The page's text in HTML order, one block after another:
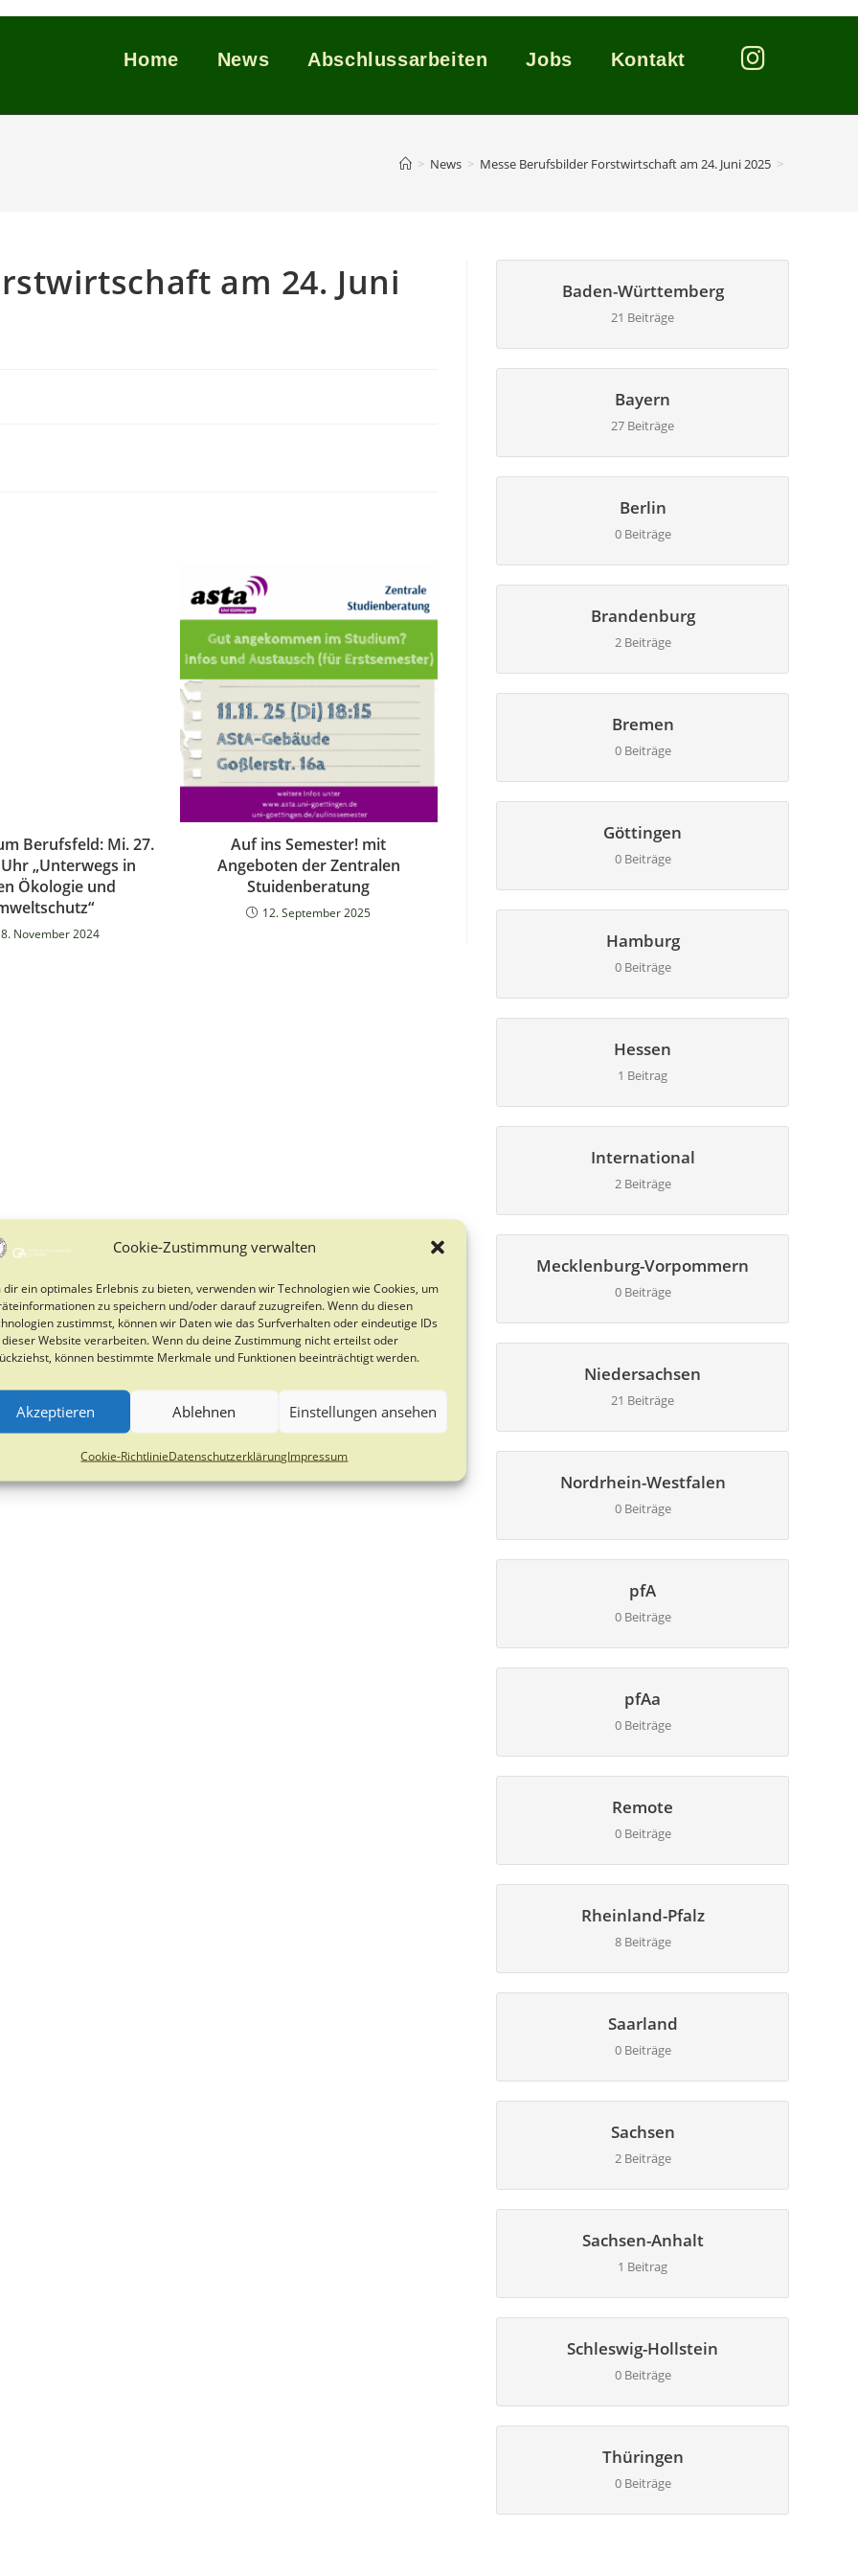
Cookie-Zustimmung verwalten
dir ein optimales Erlebnis zu bieten, verwenden wir Technologien wie Cookies, um
zu speichern und/oder darauf zuzugreifen. Wenn du diesen
zustimmst, können wir Daten wie das Surfverhalten oder eindeutige IDs
Website verarbeiten. Wenn du deine Zustimmung nicht erteilst oder
können bestimmte Merkmale und Funktionen beeinträchtigt werden.
Akzeptieren Ablehnen Einstellungen ansehen
Cookie-RichtlinieDatenschutzerklärungImpressum
Home News Abschlussarbeiten Jobs Kontakt
> News > Messe Berufsbilder Forstwirtschaft am 24. Juni 2025 >
am 24. Juni
Berufsfeld: Mi. 27.
„Unterwegs in
Ökologie und
November 2024
Auf ins Semester! mit
Angeboten der Zentralen
Stuidenberatung
12. September 2025
Baden-Württemberg
21 Beiträge
Bayern
27 Beiträge
Berlin
0 Beiträge
Brandenburg
2 Beiträge
Bremen
0 Beiträge
Göttingen
0 Beiträge
Hamburg
0 Beiträge
Hessen
1 Beitrag
International
2 Beiträge
Mecklenburg-Vorpommern
0 Beiträge
Niedersachsen
21 Beiträge
Nordrhein-Westfalen
0 Beiträge
pfA
0 Beiträge
pfAa
0 Beiträge
Remote
0 Beiträge
Rheinland-Pfalz
8 Beiträge
Saarland
0 Beiträge
Sachsen
2 Beiträge
Sachsen-Anhalt
1 Beitrag
Schleswig-Hollstein
0 Beiträge
Thüringen
0 Beiträge